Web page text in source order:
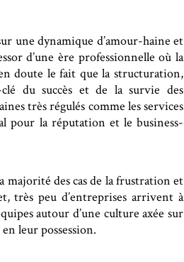
une dynamique d’amour-haine et
d’une ère professionnelle où la
doute le fait que la structuration,
clé du succès et de la survie des
très régulés comme les services
pour la réputation et le business-
majorité des cas de la frustration et
très peu d’entreprises arrivent à
autour d’une culture axée sur
leur possession.